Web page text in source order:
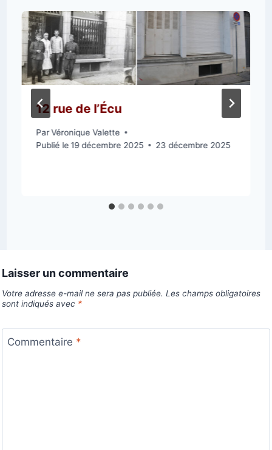
12 rue de l’Écu
ParVéronique Valette
Publié le 19 décembre 2025 23 décembre 2025
Laisser un commentaire
Votre adresse e-mail ne sera pas publiée. Les champs obligatoires
sont indiqués avec *
Commentaire *